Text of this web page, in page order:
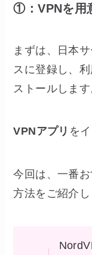
①：VPNを用
まずは、日本
スに登録し、
ストールします
VPNアプリ を
今回は、一番
方法をご紹介し